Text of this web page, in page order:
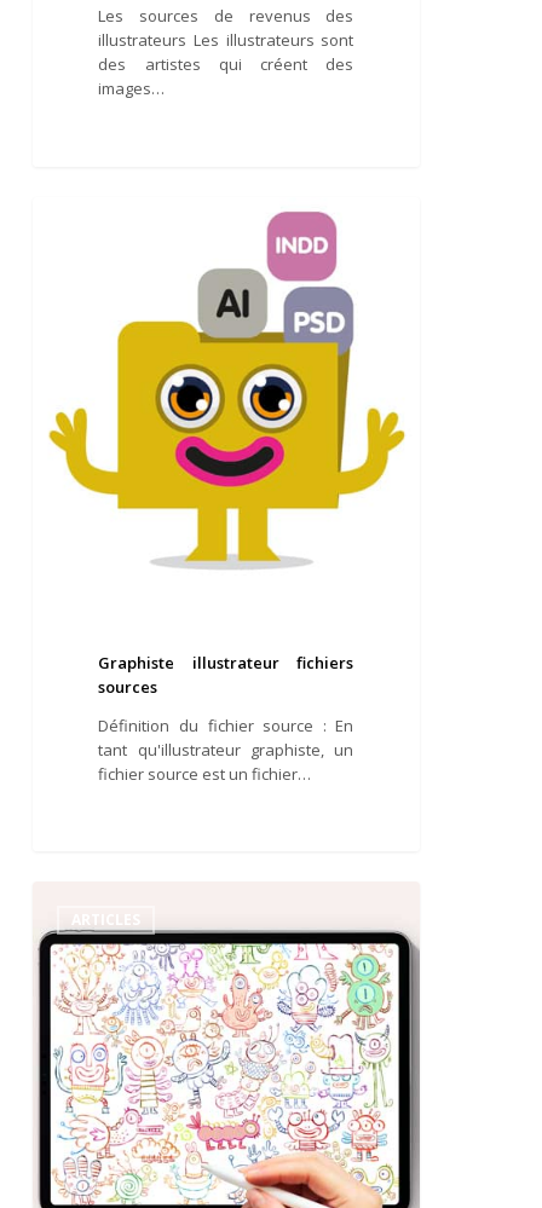
Les sources de revenus des
illustrateurs Les illustrateurs sont
des artistes qui créent des
images…
Graphiste illustrateur fichiers
sources
Définition du fichier source : En
tant qu'illustrateur graphiste, un
fichier source est un fichier…
procreate
ARTICLES